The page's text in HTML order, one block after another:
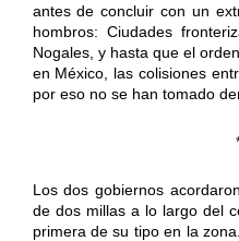
antes de concluir con un
hombros: Ciudades
Nogales, y hasta que el
en México, las colisiones
por eso no se han tomado
Los dos gobiernos
de dos millas a lo largo del
primera de su tipo en la